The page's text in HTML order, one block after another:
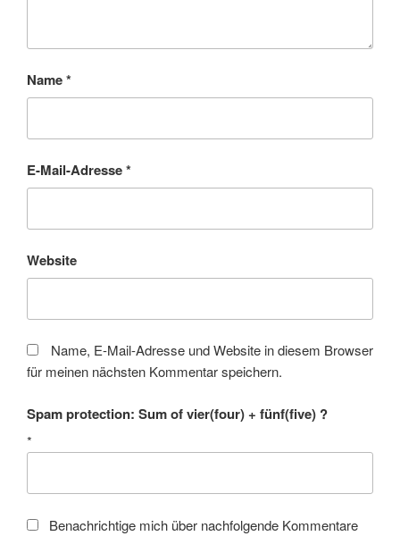
Name*
E-Mail-Adresse*
Website
Name, E-Mail-Adresse und Website in diesem Browser
für meinen nächsten Kommentar speichern.
Spam protection: Sum of vier(four) + fünf(five) ?
*
Benachrichtige mich über nachfolgende Kommentare